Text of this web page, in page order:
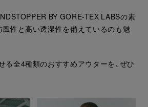
BY GORE-TEX LABSの素
風性と高い透湿性を備えているのも魅
る全4種類のおすすめアウターを、ぜひ